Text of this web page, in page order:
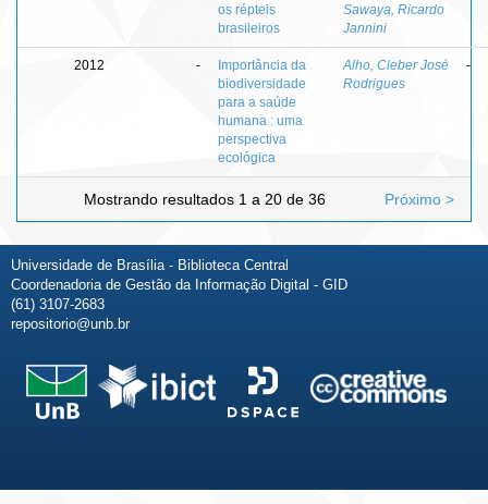
os répteis
brasileiros
Sawaya, Ricardo
Jannini
2012 -
Importância da
biodiversidade
para a saúde
humana : uma
perspectiva
ecológica
Alho, Cleber José
Rodrigues
-
Mostrando resultados 1 a 20 de 36 Próximo >
Universidade de Brasília - Biblioteca Central
Coordenadoria de Gestão da Informação Digital - GID
(61) 3107-2683
repositorio@unb.br